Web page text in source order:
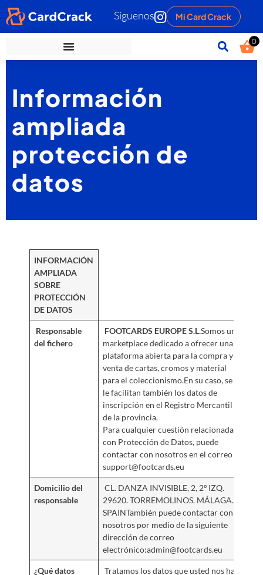
Síguenos Mi Card Crack
0
Información
ampliada
protección de
datos
INFORMACIÓN
AMPLIADA
SOBRE
PROTECCIÓN
DE DATOS
Responsable
del fichero
FOOTCARDS EUROPE S.L.Somos un
marketplace dedicado a ofrecer una
plataforma abierta para la compra y
venta de cartas, cromos y material
para el coleccionismo.En su caso, se
le facilitan también los datos de
inscripción en el Registro Mercantil
de la provincia.
Para cualquier cuestión relacionada
con Protección de Datos, puede
contactar con nosotros en el correo
support@footcards.eu
Domicilio del
responsable
CL. DANZA INVISIBLE, 2, 2º IZQ.
29620. TORREMOLINOS. MÁLAGA.
SPAINTambién puede contactar con
nosotros por medio de la siguiente
dirección de correo
electrónico:admin@footcards.eu
¿Qué datos
Tratamos los datos que usted nos ha